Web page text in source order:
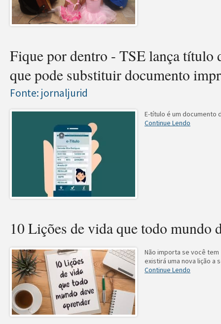
Fique por dentro - TSE lança título
que pode substituir documento
Fonte: jornaljurid
E-título é um documento
Continue Lendo
10 Lições de vida que todo mundo
Não importa se você tem
existirá uma nova lição a
Continue Lendo